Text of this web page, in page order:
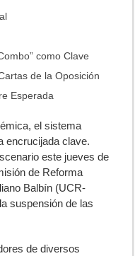
como Clave
de la Oposición
Esperada
el sistema
encrucijada clave.
este jueves de
de Reforma
Balbín (UCR-
suspensión de las
de diversos